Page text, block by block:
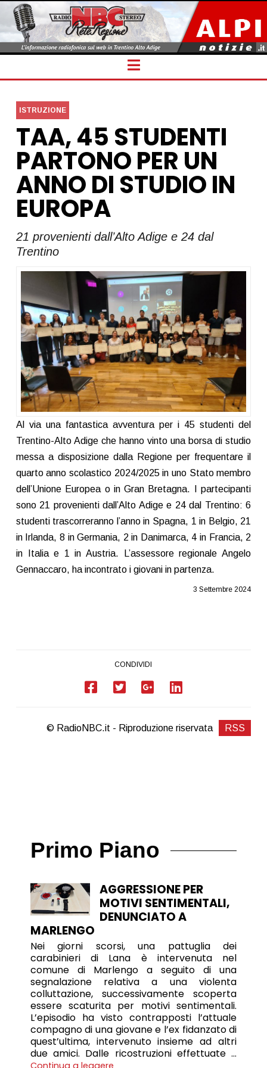
Navigation
ISTRUZIONE
TAA, 45 STUDENTI
PARTONO PER UN
ANNO DI STUDIO IN
EUROPA
21 provenienti dall’Alto Adige e 24 dal
Trentino
Al via una fantastica avventura per i 45 studenti del
Trentino-Alto Adige che hanno vinto una borsa di studio
messa a disposizione dalla Regione per frequentare il
quarto anno scolastico 2024/2025 in uno Stato membro
dell’Unione Europea o in Gran Bretagna. I partecipanti
sono 21 provenienti dall’Alto Adige e 24 dal Trentino: 6
studenti trascorreranno l’anno in Spagna, 1 in Belgio, 21
in Irlanda, 8 in Germania, 2 in Danimarca, 4 in Francia, 2
in Italia e 1 in Austria. L’assessore regionale Angelo
Gennaccaro, ha incontrato i giovani in partenza.
3 Settembre 2024
CONDIVIDI
© RadioNBC.it - Riproduzione riservata RSS
Primo Piano
AGGRESSIONE PER
MOTIVI SENTIMENTALI,
DENUNCIATO A
MARLENGO
Nei giorni scorsi, una pattuglia dei
carabinieri di Lana è intervenuta nel
comune di Marlengo a seguito di una
segnalazione relativa a una violenta
colluttazione, successivamente scoperta
essere scaturita per motivi sentimentali.
L’episodio ha visto contrapposti l’attuale
compagno di una giovane e l’ex fidanzato di
quest’ultima, intervenuto insieme ad altri
due amici. Dalle ricostruzioni effettuate …